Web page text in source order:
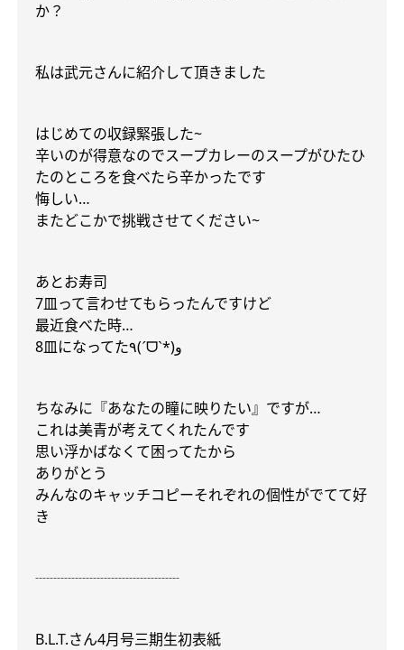
か？
私は武元さんに紹介して頂きました
はじめての収録緊張した~
辛いのが得意なのでスープカレーのスープがひたひ
たのところを食べたら辛かったです
悔しい…
またどこかで挑戦させてください~
あとお寿司
7皿って言わせてもらったんですけど
最近食べた時…
8皿になってた٩(ˊᗜˋ*)و
ちなみに『あなたの瞳に映りたい』︎︎ですが…
これは美青が考えてくれたんです
思い浮かばなくて困ってたから
ありがとう
みんなのキャッチコピーそれぞれの個性がでてて好
き
┈┈┈┈┈┈┈┈┈┈
B.L.T.さん4月号三期生初表紙